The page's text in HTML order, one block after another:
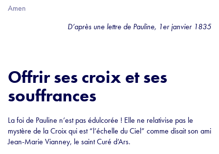
Amen
D’après une lettre de Pauline, 1er janvier 1835
Offrir ses croix et ses
souffrances
La foi de Pauline n’est pas édulcorée ! Elle ne relativise pas le
mystère de la Croix qui est “l’échelle du Ciel” comme disait son ami
Jean-Marie Vianney, le saint Curé d’Ars.